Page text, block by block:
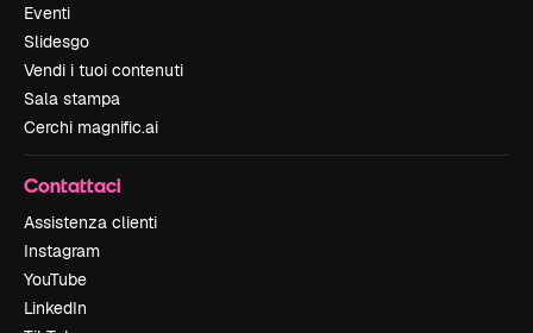
Eventi
Slidesgo
Vendi i tuoi contenuti
Sala stampa
Cerchi magnific.ai
Contattaci
Assistenza clienti
Instagram
YouTube
LinkedIn